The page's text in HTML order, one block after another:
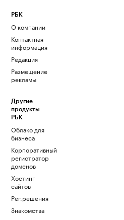
РБК
О компании
Контактная
информация
Редакция
Размещение
рекламы
Другие
продукты
РБК
Облако для
бизнеса
Корпоративный
регистратор
доменов
Хостинг
сайтов
Рег.решения
Знакомства